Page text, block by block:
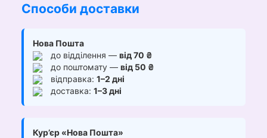
Способи доставки
Нова Пошта
до відділення — від 70 ₴
до поштомату — від 50 ₴
відправка: 1–2 дні
доставка: 1–3 дні
Кур’єр «Нова Пошта»